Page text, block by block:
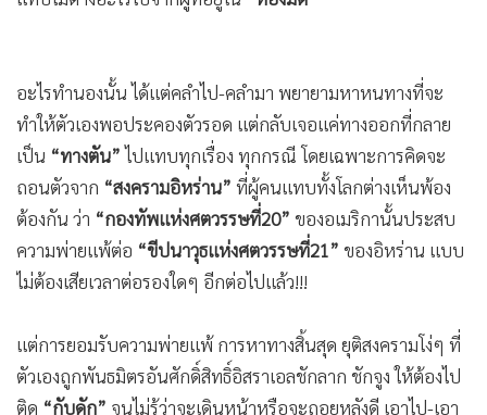
• ญี่ปุ่น
Gotomanager
เปิดฉากสัปดาห์นี้...ยังไงคงเลี่ยงไม่พ้นที่จะต้องหันไปสำรวจ ตรวจ
“สุขภาพจิต”ของ“ทรัมป์บ้า”
ผู้นำอเมริกาไว้ก่อนเป็น
อันดับแรกนั่นแหละทั่น!!! เพราะภายใต้ความแก่-ความชรา อายุ-
อานามปาเข้าไป 80 กว่าๆ แถมยังมือบวม-ขาบวม เพราะเข็ม
ฉีดยา หรือเพราะโรคภัยใดๆ ก็ตามที แต่ครั้นดึกๆ ดื่นๆ เที่ยงคืน
ความเพ้อ ไม่ว่าเรื่องอิหร่าน เรื่องพรรคการเมืองฝ่ายตรงข้าม
เรื่องงูเห่าหรือ“ผู้ทรยศ”ในพรรคการเมืองของตัวเอง ไปจนเรื่อง
สระน้ำ เรื่องห้องบอลรูม ฯลฯ เรียกว่า...ถ้าหากเป็นปุถุชนคน